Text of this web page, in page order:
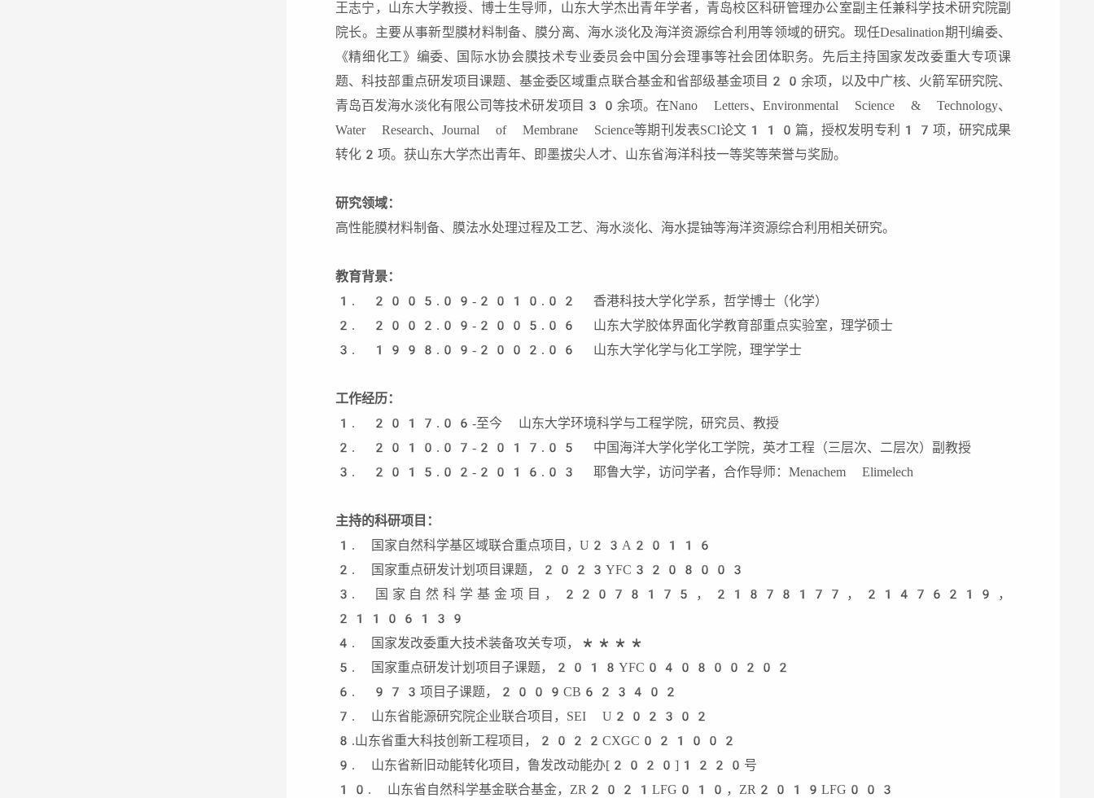
王志宁，山东大学教授、博士生导师，山东大学杰出青年学者，青岛校区科研管理办公室副主任兼科学技术研究院副
院长。主要从事新型膜材料制备、膜分离、海水淡化及海洋资源综合利用等领域的研究。现任Desalination期刊编委、
《精细化工》编委、国际水协会膜技术专业委员会中国分会理事等社会团体职务。先后主持国家发改委重大专项课
题、科技部重点研发项目课题、基金委区域重点联合基金和省部级基金项目20余项，以及中广核、火箭军研究院、
青岛百发海水淡化有限公司等技术研发项目30余项。在Nano Letters、Environmental Science & Technology、
Water Research、Journal of Membrane Science等期刊发表SCI论文110篇，授权发明专利17项，研究成果
转化2项。获山东大学杰出青年、即墨拔尖人才、山东省海洋科技一等奖等荣誉与奖励。
研究领域：
高性能膜材料制备、膜法水处理过程及工艺、海水淡化、海水提铀等海洋资源综合利用相关研究。
教育背景：
1. 2005.09-2010.02 香港科技大学化学系，哲学博士（化学）
2. 2002.09-2005.06 山东大学胶体界面化学教育部重点实验室，理学硕士
3. 1998.09-2002.06 山东大学化学与化工学院，理学学士
工作经历：
1. 2017.06-至今 山东大学环境科学与工程学院，研究员、教授
2. 2010.07-2017.05 中国海洋大学化学化工学院，英才工程（三层次、二层次）副教授
3. 2015.02-2016.03 耶鲁大学，访问学者，合作导师：Menachem Elimelech
主持的科研项目：
1. 国家自然科学基区域联合重点项目，U23A20116
2. 国家重点研发计划项目课题，2023YFC3208003
3. 国家自然科学基金项目，22078175，21878177，21476219，
21106139
4. 国家发改委重大技术装备攻关专项，****
5. 国家重点研发计划项目子课题，2018YFC040800202
6. 973项目子课题，2009CB623402
7. 山东省能源研究院企业联合项目，SEI U202302
8.山东省重大科技创新工程项目，2022CXGC021002
9. 山东省新旧动能转化项目，鲁发改动能办[2020]1220号
10. 山东省自然科学基金联合基金，ZR2021LFG010，ZR2019LFG003